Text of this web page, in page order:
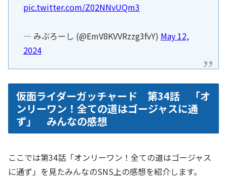
pic.twitter.com/Z02NNvUQm3
— みぶろーし (@EmV8KVVRzzg3fvY) May 12,
2024
仮面ライダーガッチャード 第34話 「オ
ンリーワン！全ての道はゴージャスに通
ず」 みんなの感想
ここでは第34話「オンリーワン！全ての道はゴージャス
に通ず」を見たみんなのSNS上の感想を紹介します。